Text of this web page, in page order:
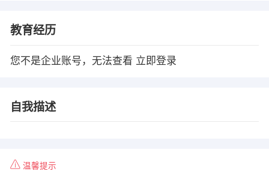
教育经历
您不是企业账号，无法查看 立即登录
自我描述
温馨提示